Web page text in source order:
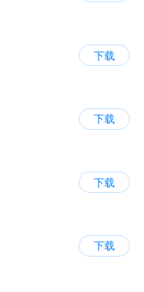
下载
下载
下载
下载